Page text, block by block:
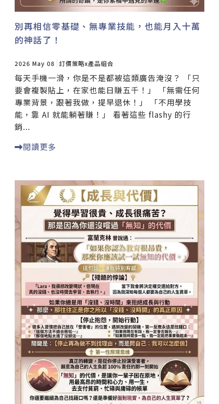
別再相信零基礎、無專業技能，也能月入十萬
的神話了！
2026 May 08 訂價策略x產品組合
每天手機一滑，你是不是都被這類廣告淹沒？ 「只
要會複製貼上，在家也能日賺五千！」 「無需任何
專業背景，跟著我做，提早退休！」 「不用學技
能，靠 AI 就能躺著賺！」 看著這些 flashy 的行
銷...
閱讀更多